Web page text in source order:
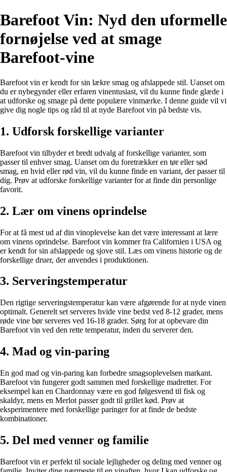
Barefoot Vin: Nyd den uformelle
fornøjelse ved at smage
Barefoot-vine
Barefoot vin er kendt for sin lækre smag og afslappede stil. Uanset om
du er nybegynder eller erfaren vinentusiast, vil du kunne finde glæde i
at udforske og smage på dette populære vinmærke. I denne guide vil vi
give dig nogle tips og råd til at nyde Barefoot vin på bedste vis.
1. Udforsk forskellige varianter
Barefoot vin tilbyder et bredt udvalg af forskellige varianter, som
passer til enhver smag. Uanset om du foretrækker en tør eller sød
smag, en hvid eller rød vin, vil du kunne finde en variant, der passer til
dig. Prøv at udforske forskellige varianter for at finde din personlige
favorit.
2. Lær om vinens oprindelse
For at få mest ud af din vinoplevelse kan det være interessant at lære
om vinens oprindelse. Barefoot vin kommer fra Californien i USA og
er kendt for sin afslappede og sjove stil. Læs om vinens historie og de
forskellige druer, der anvendes i produktionen.
3. Serveringstemperatur
Den rigtige serveringstemperatur kan være afgørende for at nyde vinen
optimalt. Generelt set serveres hvide vine bedst ved 8-12 grader, mens
røde vine bør serveres ved 16-18 grader. Sørg for at opbevare din
Barefoot vin ved den rette temperatur, inden du serverer den.
4. Mad og vin-paring
En god mad og vin-paring kan forbedre smagsoplevelsen markant.
Barefoot vin fungerer godt sammen med forskellige madretter. For
eksempel kan en Chardonnay være en god følgesvend til fisk og
skaldyr, mens en Merlot passer godt til grillet kød. Prøv at
eksperimentere med forskellige paringer for at finde de bedste
kombinationer.
5. Del med venner og familie
Barefoot vin er perfekt til sociale lejligheder og deling med venner og